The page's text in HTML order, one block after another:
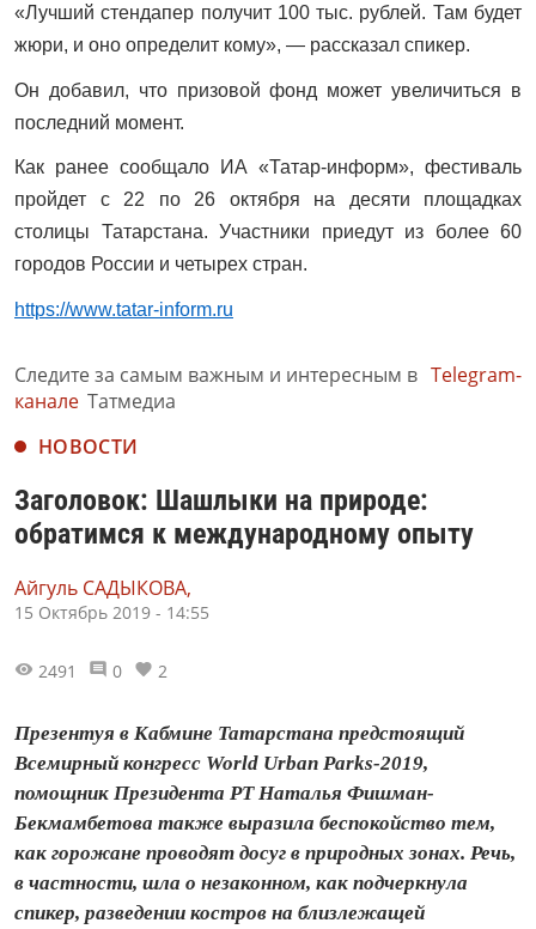
«Лучший стендапер получит 100 тыс. рублей. Там будет
жюри, и оно определит кому», — рассказал спикер.
Он добавил, что призовой фонд может увеличиться в
последний момент.
Как ранее сообщало ИА «Татар-информ», фестиваль
пройдет с 22 по 26 октября на десяти площадках
столицы Татарстана. Участники приедут из более 60
городов России и четырех стран.
https://www.tatar-inform.ru
Следите за самым важным и интересным в Telegram-
канале Татмедиа
НОВОСТИ
Заголовок: Шашлыки на природе:
обратимся к международному опыту
Айгуль САДЫКОВА,
15 Октябрь 2019 - 14:55
2491 0 2
Презентуя в Кабмине Татарстана предстоящий
Всемирный конгресс World Urban Parks-2019,
помощник Президента РТ Наталья Фишман-
Бекмамбетова также выразила беспокойство тем,
как горожане проводят досуг в природных зонах. Речь,
в частности, шла о незаконном, как подчеркнула
спикер, разведении костров на близлежащей